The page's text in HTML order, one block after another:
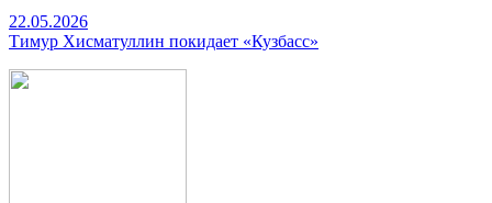
22.05.2026
Тимур Хисматуллин покидает «Кузбасс»